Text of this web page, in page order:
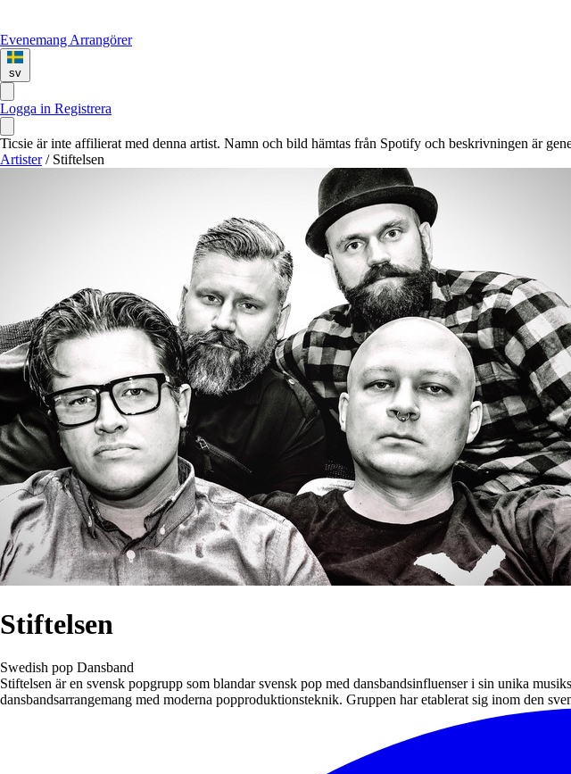
Evenemang Arrangörer
sv
Logga in Registrera
Ticsie är inte affilierat med denna artist. Namn och bild hämtas från Spotify och beskrivningen är
Artister / Stiftelsen
Stiftelsen
Swedish pop Dansband
Stiftelsen är en svensk popgrupp som blandar svensk pop med dansbandsinfluenser i sin unika
dansbandsarrangemang med moderna popproduktionsteknik. Gruppen har etablerat sig inom den